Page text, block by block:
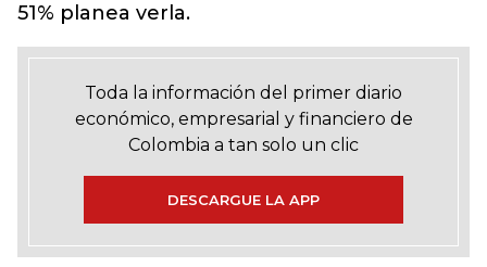
51% planea verla.
Toda la información del primer diario
económico, empresarial y financiero de
Colombia a tan solo un clic
DESCARGUE LA APP